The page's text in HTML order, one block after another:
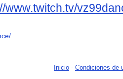
www.twitch.tv/
Inicio - Condiciones de